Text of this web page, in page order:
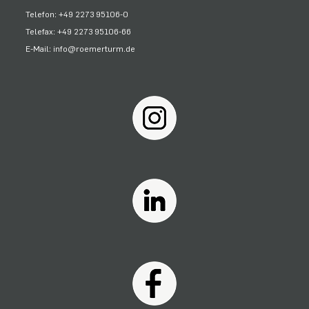
Telefon: +49 2273 95106-0
Telefax: +49 2273 95106-66
E-Mail: info@roemerturm.de